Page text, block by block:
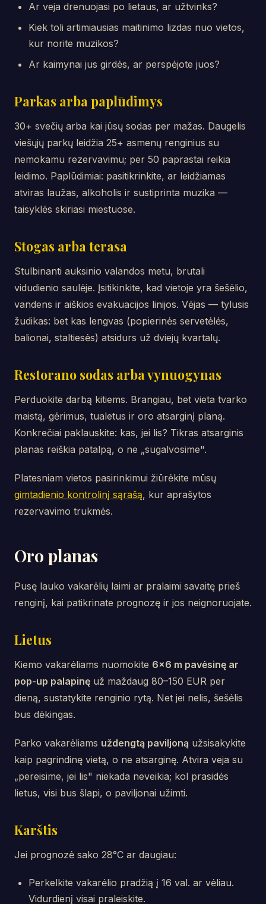
Ar veja drenuojasi po lietaus, ar užtvinks?
Kiek toli artimiausias maitinimo lizdas nuo vietos,
kur norite muzikos?
Ar kaimynai jus girdės, ar perspėjote juos?
Parkas arba paplūdimys
30+ svečių arba kai jūsų sodas per mažas. Daugelis
viešųjų parkų leidžia 25+ asmenų renginius su
nemokamu rezervavimu; per 50 paprastai reikia
leidimo. Paplūdimiai: pasitikrinkite, ar leidžiamas
atviras laužas, alkoholis ir sustiprinta muzika —
taisyklės skiriasi miestuose.
Stogas arba terasa
Stulbinanti auksinio valandos metu, brutali
vidudienio saulėje. Įsitikinkite, kad vietoje yra šešėlio,
vandens ir aiškios evakuacijos linijos. Vėjas — tylusis
žudikas: bet kas lengvas (popierinės servetėlės,
balionai, staltiesės) atsidurs už dviejų kvartalų.
Restorano sodas arba vynuogynas
Perduokite darbą kitiems. Brangiau, bet vieta tvarko
maistą, gėrimus, tualetus ir oro atsarginį planą.
Konkrečiai paklauskite: kas, jei lis? Tikras atsarginis
planas reiškia patalpą, o ne „sugalvosime".
Platesniam vietos pasirinkimui žiūrėkite mūsų
gimtadienio kontrolinį sąrašą, kur aprašytos
rezervavimo trukmės.
Oro planas
Pusę lauko vakarėlių laimi ar pralaimi savaitę prieš
renginį, kai patikrinate prognozę ir jos neignoruojate.
Lietus
Kiemo vakarėliams nuomokite 6×6 m pavėsinę ar
pop-up palapinę už maždaug 80–150 EUR per
dieną, sustatykite renginio rytą. Net jei nelis, šešėlis
bus dėkingas.
Parko vakarėliams uždengtą paviljoną užsisakykite
kaip pagrindinę vietą, o ne atsarginę. Atvira veja su
„pereisime, jei lis" niekada neveikia; kol prasidės
lietus, visi bus šlapi, o paviljonai užimti.
Karštis
Jei prognozė sako 28°C ar daugiau:
Perkelkite vakarėlio pradžią į 16 val. ar vėliau.
Vidurdienį visai praleiskite.